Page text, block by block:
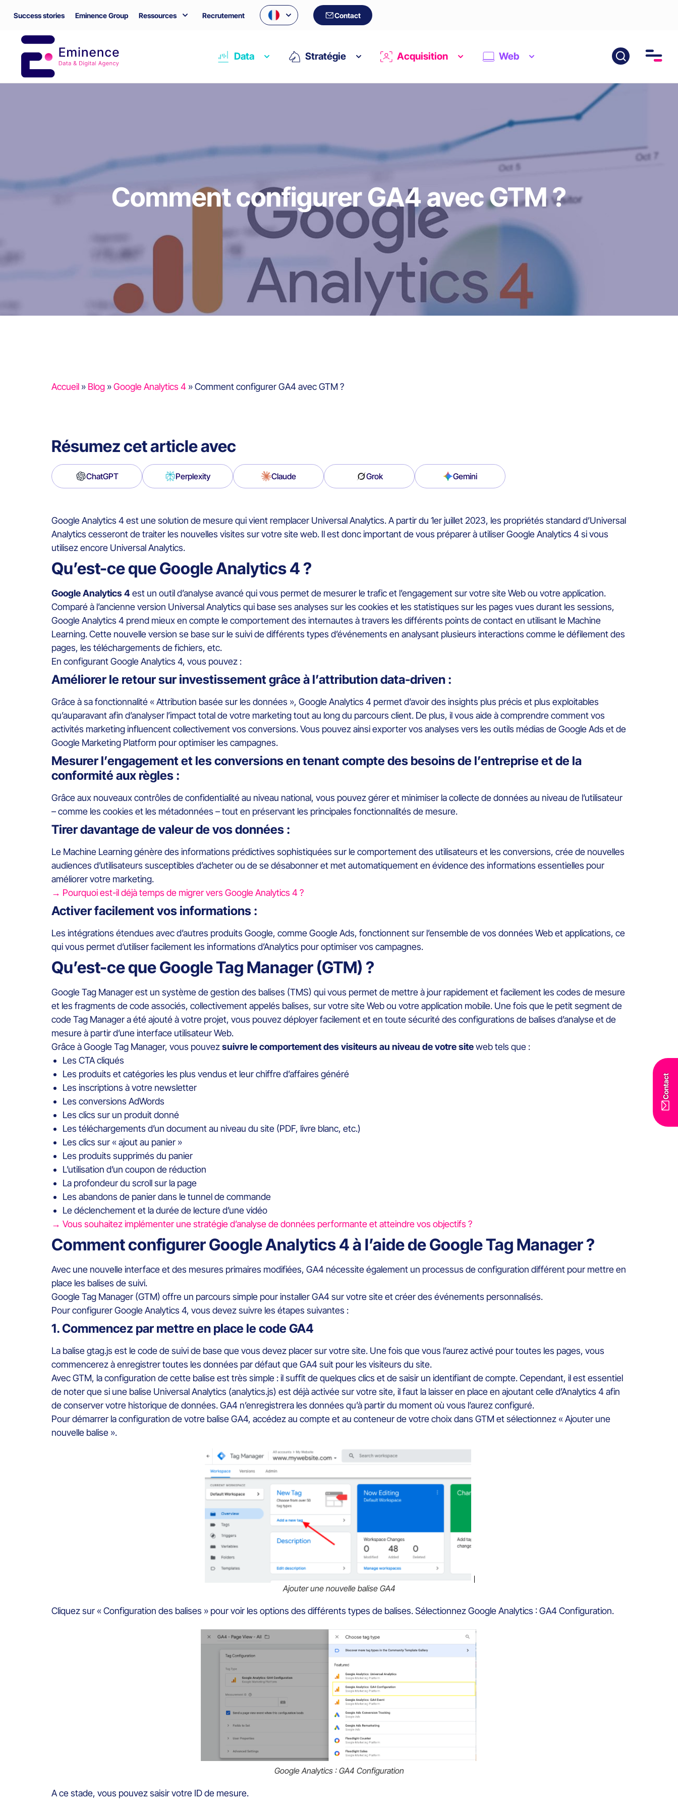
Success stories Eminence Group Ressources Recrutement Contact
Contact
Data Stratégie Acquisition Web
Comment configurer GA4 avec GTM ?
Accueil » Blog »Google Analytics 4 »Comment configurer GA4 avec GTM ?
Résumez cet article avec
ChatGPT Perplexity Claude Grok Gemini
Google Analytics 4 est une solution de mesure qui vient remplacer Universal Analytics. A partir du 1er juillet 2023, les propriétés standard d’Universal
Analytics cesseront de traiter les nouvelles visites sur votre site web. Il est donc important de vous préparer à utiliser Google Analytics 4 si vous
utilisez encore Universal Analytics.
Qu’est-ce que Google Analytics 4 ?
Google Analytics 4est un outil d’analyse avancé qui vous permet de mesurer le trafic et l’engagement sur votre site Web ou votre application.
Comparé à l’ancienne version Universal Analytics qui base ses analyses sur les cookies et les statistiques sur les pages vues durant les sessions,
Google Analytics 4 prend mieux en compte le comportement des internautes à travers les différents points de contact en utilisant le Machine
Learning. Cette nouvelle version se base sur le suivi de différents types d’événements en analysant plusieurs interactions comme le défilement des
pages, les téléchargements de fichiers, etc.
En configurant Google Analytics 4, vous pouvez :
Améliorer le retour sur investissement grâce à l’attribution data-driven :
Grâce à sa fonctionnalité « Attribution basée sur les données », Google Analytics 4 permet d’avoir des insights plus précis et plus exploitables
qu’auparavant afin d’analyser l’impact total de votre marketing tout au long du parcours client. De plus, il vous aide à comprendre comment vos
activités marketing influencent collectivement vos conversions. Vous pouvez ainsi exporter vos analyses vers les outils médias de Google Ads et de
Google Marketing Platform pour optimiser les campagnes.
Mesurer l’engagement et les conversions en tenant compte des besoins de l’entreprise et de la
conformité aux règles :
Grâce aux nouveaux contrôles de confidentialité au niveau national, vous pouvez gérer et minimiser la collecte de données au niveau de l’utilisateur
– comme les cookies et les métadonnées – tout en préservant les principales fonctionnalités de mesure.
Tirer davantage de valeur de vos données :
Le Machine Learning génère des informations prédictives sophistiquées sur le comportement des utilisateurs et les conversions, crée de nouvelles
audiences d’utilisateurs susceptibles d’acheter ou de se désabonner et met automatiquement en évidence des informations essentielles pour
améliorer votre marketing.
→ Pourquoi est-il déjà temps de migrer vers Google Analytics 4 ?
Activer facilement vos informations :
Les intégrations étendues avec d’autres produits Google, comme Google Ads, fonctionnent sur l’ensemble de vos données Web et applications, ce
qui vous permet d’utiliser facilement les informations d’Analytics pour optimiser vos campagnes.
Qu’est-ce que Google Tag Manager (GTM) ?
Google Tag Manager est un système de gestion des balises (TMS) qui vous permet de mettre à jour rapidement et facilement les codes de mesure
et les fragments de code associés, collectivement appelés balises, sur votre site Web ou votre application mobile. Une fois que le petit segment de
code Tag Manager a été ajouté à votre projet, vous pouvez déployer facilement et en toute sécurité des configurations de balises d’analyse et de
mesure à partir d’une interface utilisateur Web.
Grâce à Google Tag Manager, vous pouvezsuivre le comportement des visiteurs au niveau de votre siteweb tels que :
Les CTA cliqués
Les produits et catégories les plus vendus et leur chiffre d’affaires généré
Les inscriptions à votre newsletter
Les conversions AdWords
Les clics sur un produit donné
Les téléchargements d’un document au niveau du site (PDF, livre blanc, etc.)
Les clics sur « ajout au panier »
Les produits supprimés du panier
L’utilisation d’un coupon de réduction
La profondeur du scroll sur la page
Les abandons de panier dans le tunnel de commande
Le déclenchement et la durée de lecture d’une vidéo
→ Vous souhaitez implémenter une stratégie d’analyse de données performante et atteindre vos objectifs ?
Comment configurer Google Analytics 4 à l’aide de Google Tag Manager ?
Avec une nouvelle interface et des mesures primaires modifiées, GA4 nécessite également un processus de configuration différent pour mettre en
place les balises de suivi.
Google Tag Manager (GTM) offre un parcours simple pour installer GA4 sur votre site et créer des événements personnalisés.
Pour configurer Google Analytics 4, vous devez suivre les étapes suivantes :
1. Commencez par mettre en place le code GA4
La balise gtag.js est le code de suivi de base que vous devez placer sur votre site. Une fois que vous l’aurez activé pour toutes les pages, vous
commencerez à enregistrer toutes les données par défaut que GA4 suit pour les visiteurs du site.
Avec GTM, la configuration de cette balise est très simple : il suffit de quelques clics et de saisir un identifiant de compte. Cependant, il est essentiel
de noter que si une balise Universal Analytics (analytics.js) est déjà activée sur votre site, il faut la laisser en place en ajoutant celle d’Analytics 4 afin
de conserver votre historique de données. GA4 n’enregistrera les données qu’à partir du moment où vous l’aurez configuré.
Pour démarrer la configuration de votre balise GA4, accédez au compte et au conteneur de votre choix dans GTM et sélectionnez « Ajouter une
nouvelle balise ».
Ajouter une nouvelle balise GA4
Cliquez sur « Configuration des balises » pour voir les options des différents types de balises. Sélectionnez Google Analytics : GA4 Configuration.
Google Analytics : GA4 Configuration
A ce stade, vous pouvez saisir votre ID de mesure.